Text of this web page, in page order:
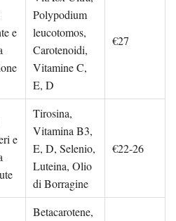
e
Polypodium
leucotomos,
Carotenoidi,
Vitamine C,
E, D
€27
e
Tirosina,
Vitamina B3,
E, D, Selenio,
Luteina, Olio
di Borragine
€22-26
Betacarotene,